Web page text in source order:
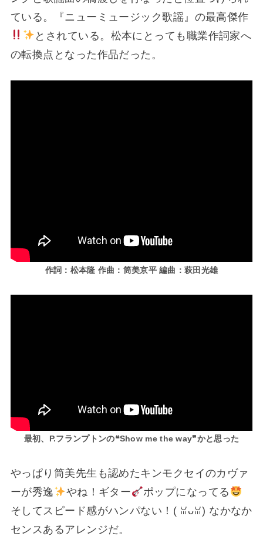
ている。『ニューミュージック歌謡』の最高傑作
とされている。松本にとっても職業作詞家へ
の転換点となった作品だった。
作詞：松本隆 作曲：筒美京平 編曲：萩田光雄
最初、P.フランプトンの❝Show me the way❞かと思った
やっぱり筒美先生も認めたキンモクセイのカヴァ
ーが秀逸
やね！ギター
ポップになってる
そしてスピード感がハンパない！(⁠ ⁠ꈍ⁠ᴗ⁠ꈍ⁠) なかなか
センスあるアレンジだ。